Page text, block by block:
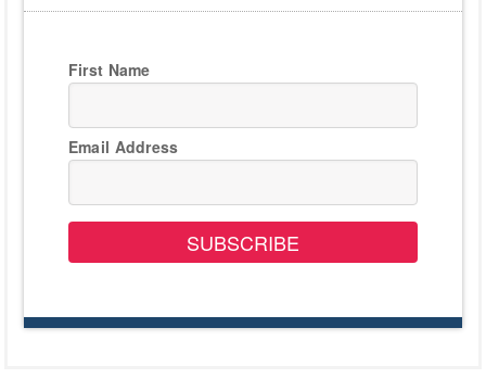
First Name
Email Address
SUBSCRIBE